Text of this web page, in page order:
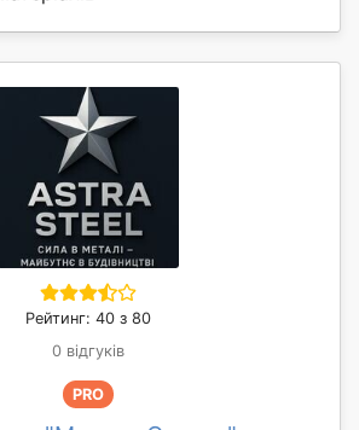
Рейтинг: 40 з 80
0 відгуків
PRO